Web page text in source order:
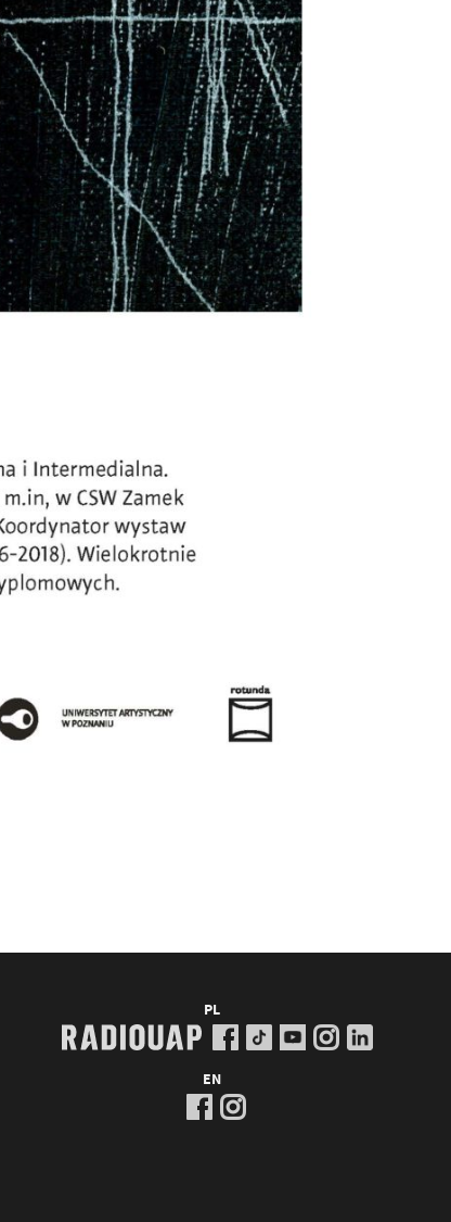
PL
EN